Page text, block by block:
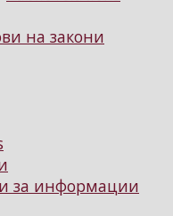
на закони
за информации